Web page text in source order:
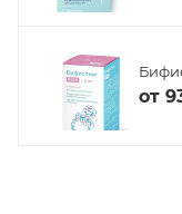
от